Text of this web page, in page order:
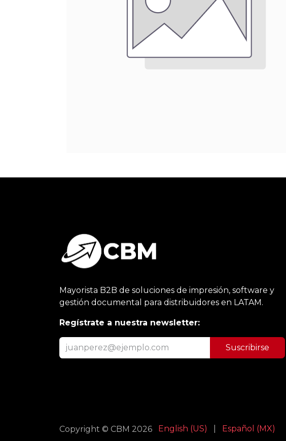
Mayorista B2B de soluciones de impresión, software y
gestión documental para distribuidores en LATAM.
Regístrate a nuestra newsletter:
Suscribirse
Copyright © CBM 2026 English (US) Español (MX)